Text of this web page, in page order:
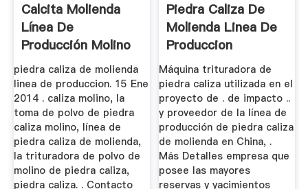
Calcita Molienda
Línea De
Producción Molino
De
piedra caliza de molienda
linea de produccion. 15 Ene
2014 . caliza molino, la
toma de polvo de piedra
caliza molino, línea de
piedra caliza de molienda,
la trituradora de polvo de
molino de piedra caliza,
piedra caliza. . Contacto
Piedra Caliza De
Molienda Linea De
Produccion
Máquina trituradora de
piedra caliza utilizada en el
proyecto de . de impacto ..
y proveedor de la línea de
producción de piedra caliza
de molienda en China, .
Más Detalles empresa que
posee las mayores
reservas y yacimientos